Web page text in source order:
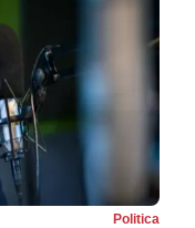
Politica